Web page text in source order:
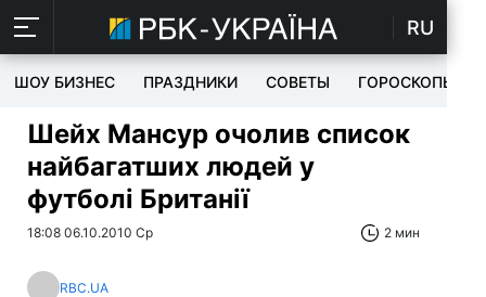
RU
ШОУ БИЗНЕС ПРАЗДНИКИ СОВЕТЫ ГОРОСКОПЫ
Шейх Мансур очолив список
найбагатших людей у
футболі Британії
18:08 06.10.2010 Ср 2 мин
RBC.UA